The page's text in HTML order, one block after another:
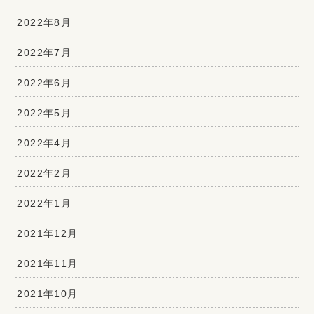
2022年8月
2022年7月
2022年6月
2022年5月
2022年4月
2022年2月
2022年1月
2021年12月
2021年11月
2021年10月